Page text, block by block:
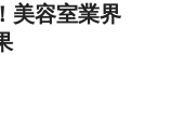
美容室業界